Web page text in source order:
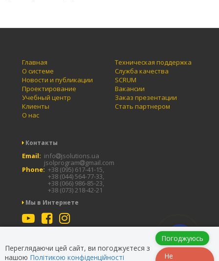
Главная
О системе
Новости и публикации
Проектирование
Учебный центр
Клиенты
О нас
Техническая поддержка
Служба качества
SCRUM
Вакансии
Заказ презентации
Стать партнером
Контакты
Email: info jsolutions.ua
jsolprogram gmail.com
Phone: +38 (095) 617-41-15,
+38 (044) 564-77-33,
+38 (066) 986-85-23,
+38 (073) 218-42-21
Мы в Интернете
Заказать презентацию
Переглядаючи цей сайт, ви погоджуєтеся з
нашою Політикою конфіденційності
Погоджуюсь
Не
звонок